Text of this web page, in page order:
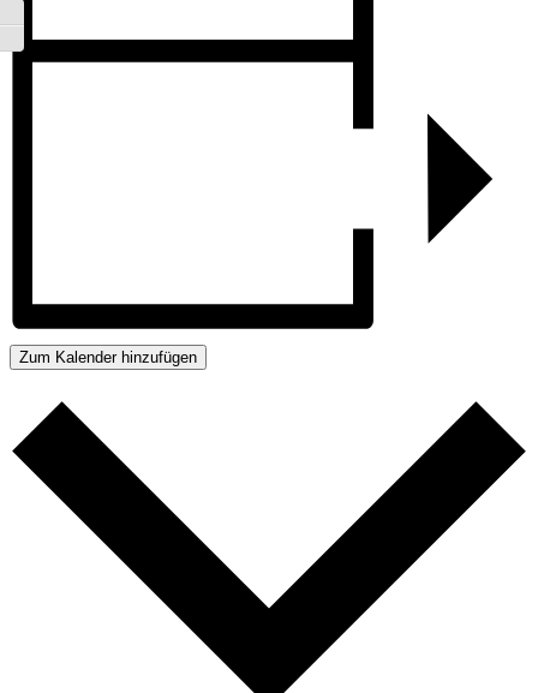
Schrift vergrößern
Zum Kalender hinzufügen